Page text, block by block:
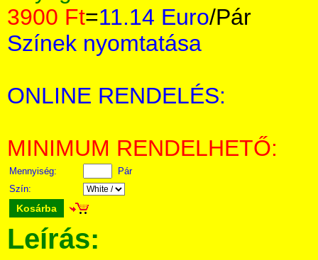
3900 Ft=11.14 Euro/Pár
Színek nyomtatása
ONLINE RENDELÉS:
MINIMUM RENDELHETŐ:
Mennyiség:
Pár
Szín:
Kosárba
Leírás: